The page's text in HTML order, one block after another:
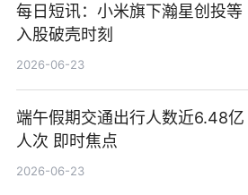
每日短讯：小米旗下瀚星创投等
入股破壳时刻
2026-06-23
端午假期交通出行人数近6.48亿
人次 即时焦点
2026-06-23